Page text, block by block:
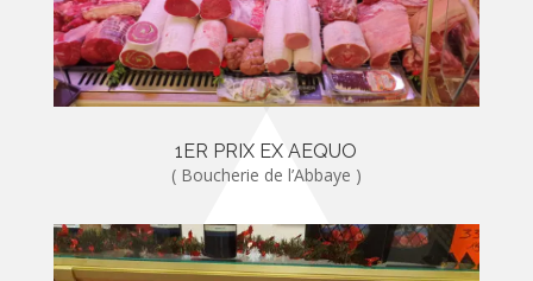
1ER PRIX EX AEQUO
( Boucherie de l’Abbaye )